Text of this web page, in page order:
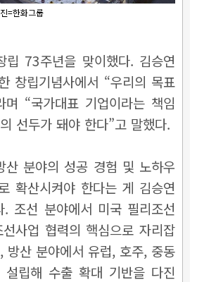
=한화그룹
립 73주년을 맞이했다. 김승연
창립기념사에서 “우리의 목표
며 “국가대표 기업이라는 책임
선두가 돼야 한다”고 말했다.
산 분야의 성공 경험 및 노하우
확산시켜야 한다는 게 김승연
. 조선 분야에서 미국 필리조선
사업 협력의 핵심으로 자리잡
방산 분야에서 유럽, 호주, 중동
립해 수출 확대 기반을 다진